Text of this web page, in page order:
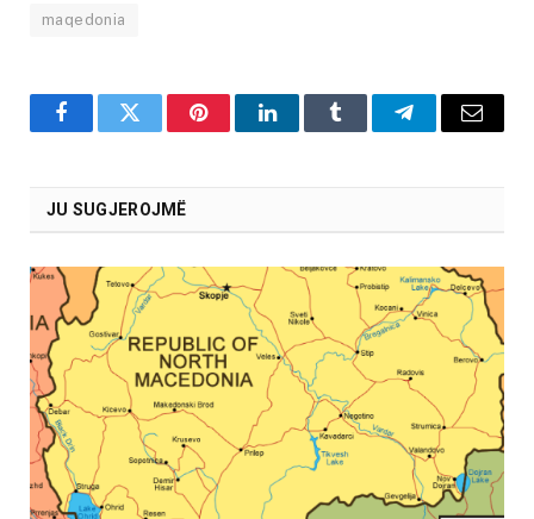
maqedonia
FacebookTwitter PinterestLinkedInTumblr TelegramEmail
JU SUGJEROJMË